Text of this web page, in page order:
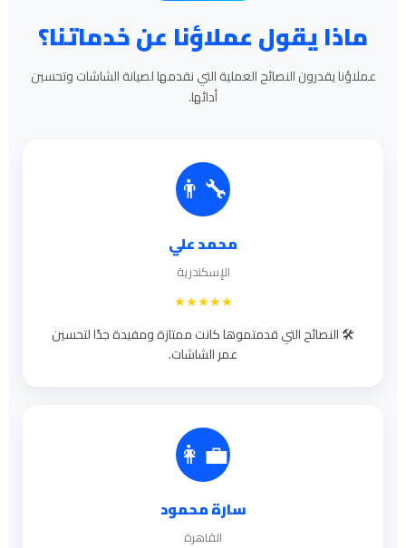
ماذا يقول عملاؤنا عن خدماتنا؟
عملاؤنا يقدرون النصائح العملية التي نقدمها لصيانة الشاشات وتحسين
أدائها.
👨‍🔧
محمد علي
الإسكندرية
★★★★★
🛠️ النصائح التي قدمتموها كانت ممتازة ومفيدة جدًا لتحسين
عمر الشاشات.
👩‍💼
سارة محمود
القاهرة